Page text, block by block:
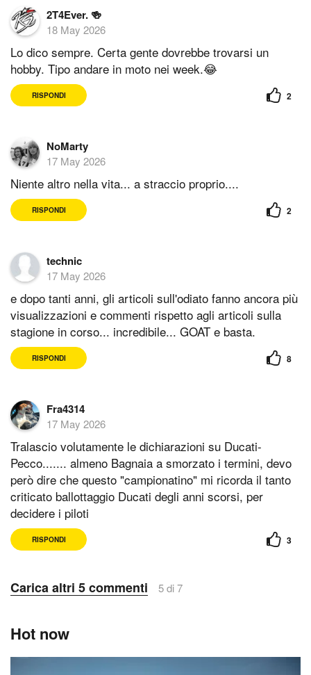
2T4Ever. 🍻
18 May 2026
Lo dico sempre. Certa gente dovrebbe trovarsi un
hobby. Tipo andare in moto nei week.😂
RISPONDI 2
NoMarty
17 May 2026
Niente altro nella vita... a straccio proprio....
RISPONDI 2
technic
17 May 2026
e dopo tanti anni, gli articoli sull'odiato fanno ancora più
visualizzazioni e commenti rispetto agli articoli sulla
stagione in corso... incredibile... GOAT e basta.
RISPONDI 8
Fra4314
17 May 2026
Tralascio volutamente le dichiarazioni su Ducati-
Pecco....... almeno Bagnaia a smorzato i termini, devo
però dire che questo "campionatino" mi ricorda il tanto
criticato ballottaggio Ducati degli anni scorsi, per
decidere i piloti
RISPONDI 3
Carica altri 5 commenti 5 di 7
Hot now